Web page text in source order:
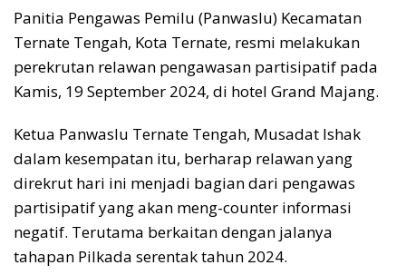
Panitia Pengawas Pemilu (Panwaslu) Kecamatan
Ternate Tengah, Kota Ternate, resmi melakukan
perekrutan relawan pengawasan partisipatif pada
Kamis, 19 September 2024, di hotel Grand Majang.
Ketua Panwaslu Ternate Tengah, Musadat Ishak
dalam kesempatan itu, berharap relawan yang
direkrut hari ini menjadi bagian dari pengawas
partisipatif yang akan meng-counter informasi
negatif. Terutama berkaitan dengan jalanya
tahapan Pilkada serentak tahun 2024.